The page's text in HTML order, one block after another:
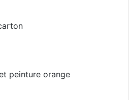
peinture orange